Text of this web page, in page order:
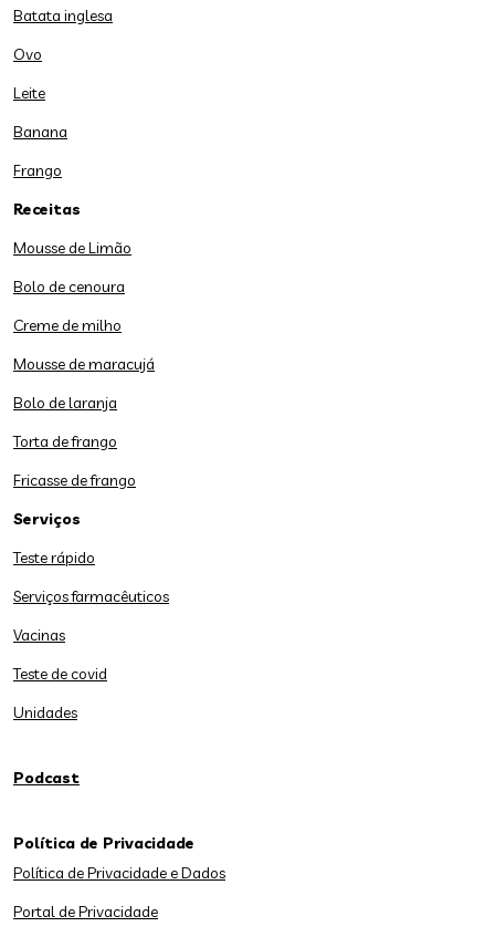
Batata inglesa
Ovo
Leite
Banana
Frango
Receitas
Mousse de Limão
Bolo de cenoura
Creme de milho
Mousse de maracujá
Bolo de laranja
Torta de frango
Fricasse de frango
Serviços
Teste rápido
Serviços farmacêuticos
Vacinas
Teste de covid
Unidades
Podcast
Política de Privacidade
Política de Privacidade e Dados
Portal de Privacidade